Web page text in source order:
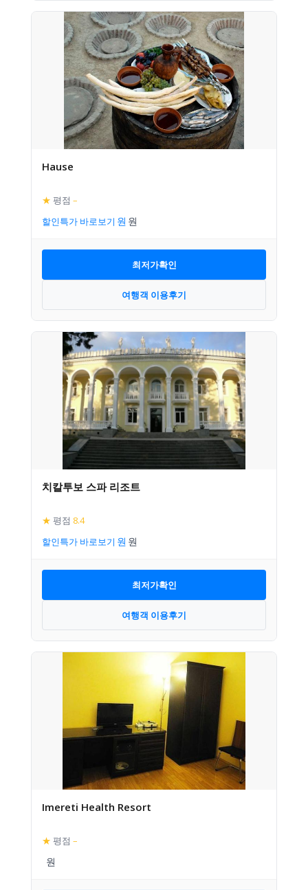
Hause
★ 평점 –
할인특가 바로보기
최저가확인
여행객 이용후기
치칼투보 스파 리조트
★ 평점 8.4
할인특가 바로보기
최저가확인
여행객 이용후기
Imereti Health Resort
★ 평점 –